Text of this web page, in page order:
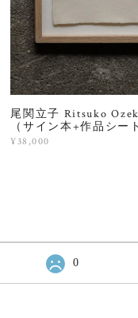
尾関立子 Ritsuko
（サイン本+作品シー
¥38,000
0